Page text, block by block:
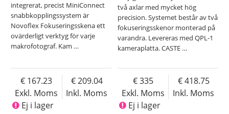
integrerat, precist MiniConnect
snabbkopplingssystem är
Novoflex Fokuseringsskena ett
ovärderligt verktyg för varje
makrofotograf. Kam …
Exkl. Moms
167.23
Inkl. Moms
209.04
Ej i lager
två axlar med mycket hög
precision. Systemet består av två
fokuseringsskenor monterad på
varandra. Levereras med QPL-1
kameraplatta. CASTE …
Exkl. Moms
335
Inkl. Moms
418.75
Ej i lager